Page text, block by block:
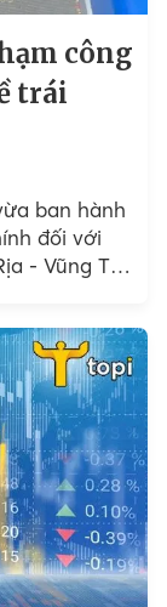
công
trái
ban hành
đối với
- Vũng Tàu